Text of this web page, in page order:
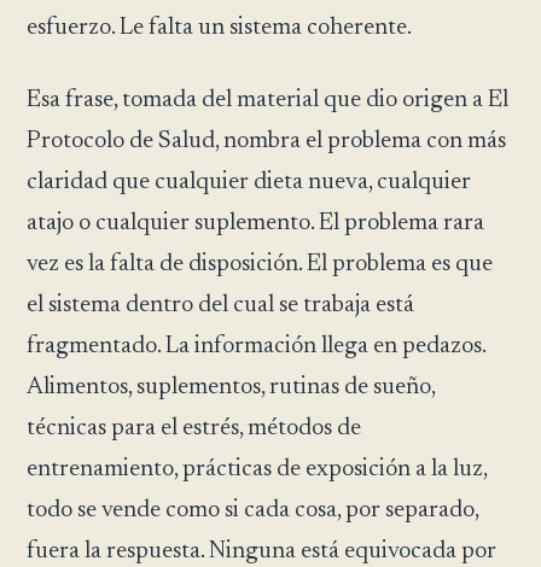
esfuerzo. Le falta un sistema coherente.
Esa frase, tomada del material que dio origen a El
Protocolo de Salud, nombra el problema con más
claridad que cualquier dieta nueva, cualquier
atajo o cualquier suplemento. El problema rara
vez es la falta de disposición. El problema es que
el sistema dentro del cual se trabaja está
fragmentado. La información llega en pedazos.
Alimentos, suplementos, rutinas de sueño,
técnicas para el estrés, métodos de
entrenamiento, prácticas de exposición a la luz,
todo se vende como si cada cosa, por separado,
fuera la respuesta. Ninguna está equivocada por